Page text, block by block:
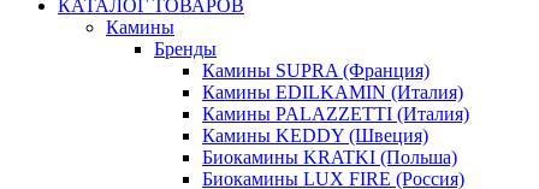
КАТАЛОГ ТОВАРОВ
Камины
Бренды
Камины SUPRA (Франция)
Камины EDILKAMIN (Италия)
Камины PALAZZETTI (Италия)
Камины KEDDY (Швеция)
Биокамины KRATKI (Польша)
Биокамины LUX FIRE (Россия)